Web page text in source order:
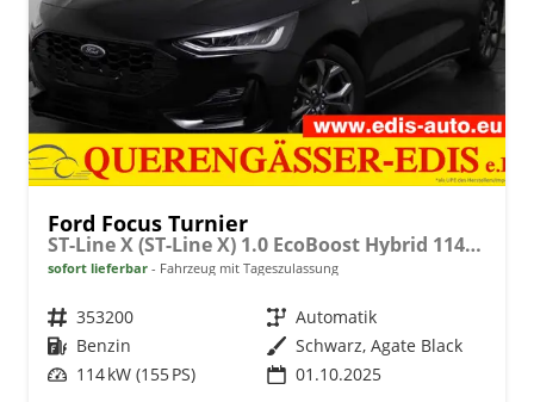
Ford Focus Turnier
ST-Line X (ST-Line X) 1.0 EcoBoost Hybrid 114kW (155 PS) 7-Gang-Automatikgetriebe
sofort lieferbar Fahrzeug mit Tageszulassung
Fahrzeugnr. 353200 Getriebe Automatik
Kraftstoff Benzin Außenfarbe Schwarz, Agate Black
Leistung 114 kW (155 PS) 01.10.2025